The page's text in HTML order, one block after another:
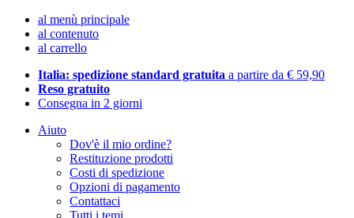
al menù principale
al contenuto
al carrello
Italia: spedizione standard gratuita a partire da € 59,90
Reso gratuito
Consegna in 2 giorni
Aiuto
Dov'è il mio ordine?
Restituzione prodotti
Costi di spedizione
Opzioni di pagamento
Contattaci
Tutti i temi